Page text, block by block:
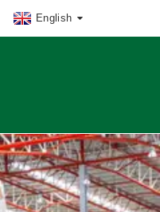
English